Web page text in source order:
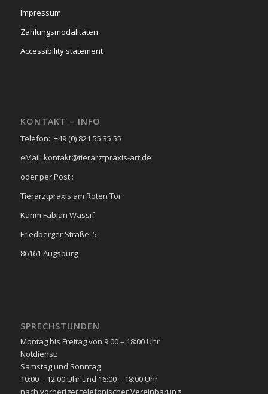
Impressum
Zahlungsmodalitäten
Accessibility statement
KONTAKT – INFO
Telefon: +49 (0) 821 55 35 55
eMail: kontakt@tierarztpraxis-art.de
oder per Post :
Tierarztpraxis am Roten Tor
Karim Fabian Wassif
Friedberger Straße 5
86161 Augsburg
SPRECHSTUNDEN
Montag bis Freitag von 9:00 – 18:00 Uhr
Notdienst:
Samstag und Sonntag
10:00 – 12:00 Uhr und 16:00 – 18:00 Uhr
nach vorheriger telefonischer Vereinbarung